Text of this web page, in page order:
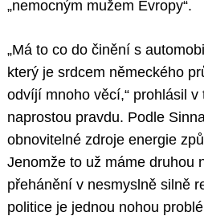
„nemocným mužem Evropy“.
„Má to co do činění s
který je srdcem německého
odvíjí mnoho věcí,“ prohlásil v
naprostou pravdu. Podle
obnovitelné zdroje energie
Jenomže to už máme druhou
přehánění v nesmyslně silně
politice je jednou nohou